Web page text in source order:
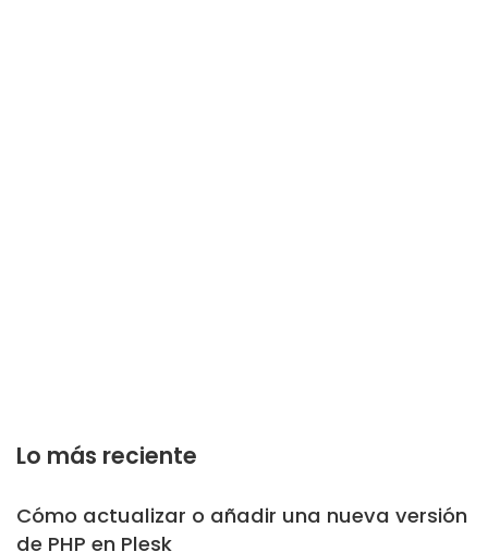
Lo más reciente
Cómo actualizar o añadir una nueva versión
de PHP en Plesk